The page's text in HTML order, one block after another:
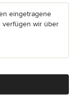
eingetragene
verfügen wir über